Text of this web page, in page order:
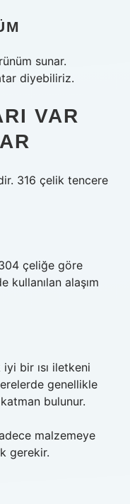
sunar.
diyebiliriz.
VAR
316 çelik tencere
çeliğe göre
kullanılan alaşım
bir ısı iletkeni
genellikle
bulunur.
malzemeye
gerekir.